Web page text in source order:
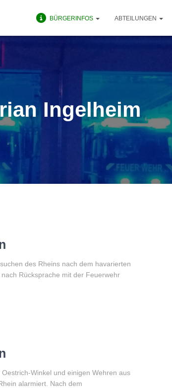
BÜRGERINFOS ABTEILUNGEN
Ingelheim
des Rheins nach dem havarierten
Rücksprache mit der Feuerwehr
Winkel und einigen Wehren aus
alarmiert. Nach dem